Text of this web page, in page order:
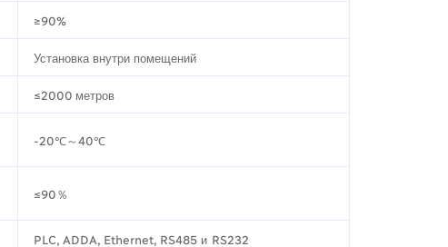
≥90%
Установка внутри помещений
≤2000 метров
-20℃～40℃
≤90％
PLC, ADDA, Ethernet, RS485 и RS232